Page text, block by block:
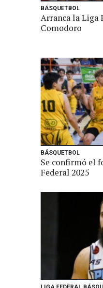
BÁSQUETBOL
Arranca la Liga
Comodoro
BÁSQUETBOL
Se confirmó el
Federal 2025